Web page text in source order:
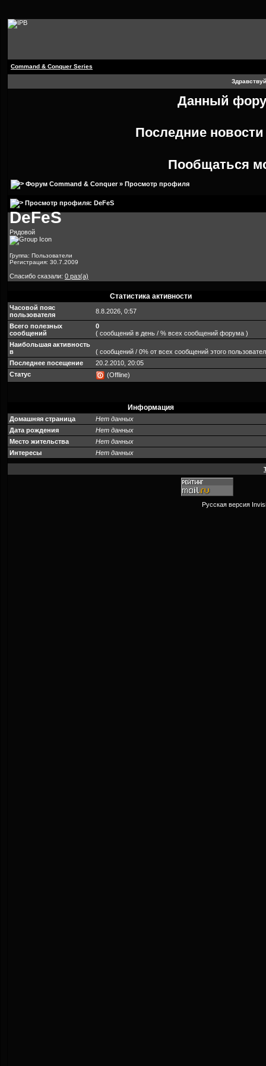
Command & Conquer Series
Данный
Последние
Пообщаться
Форум Command & Conquer» Просмотр профиля
Просмотр профиля: DeFeS
DeFeS
Рядовой
Группа: Пользователи
Регистрация: 30.7.2009
Спасибо сказали: 0 раз(а)
Статистика активности
Часовой пояс
пользователя
8.8.2026, 0:57
Всего полезных
сообщений
0
( сообщений в день / % всех сообщений форума )
Наибольшая активность
в
( сообщений / 0% от всех сообщений этого
Последнее посещение
20.2.2010, 20:05
Статус
(Offline)
Информация
Домашняя страница
Нет данных
Дата рождения
Нет данных
Место жительства
Нет данных
Интересы
Нет данных
Русская версия